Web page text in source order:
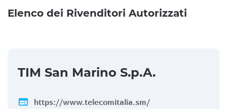
Elenco dei Rivenditori Autorizzati
TIM San Marino S.p.A.
web https://www.telecomitalia.sm/